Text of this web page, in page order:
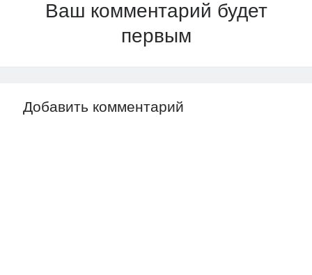
Ваш комментарий будет
первым
Добавить комментарий